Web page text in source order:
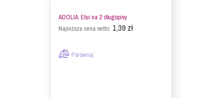
ADOLIA. Etui na 2 długopisy
Najniższa cena netto: 1,39 zł
Porównaj